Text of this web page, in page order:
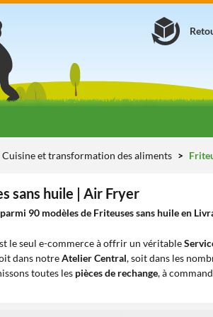
Cuisine et transformation des aliments
sans huile | Air Fryer
90 modèles de Friteuses sans huile en
le seul e-commerce à offrir un véritable
dans notreAtelier Central, soit dans les
toutes les pièces de rechange, à